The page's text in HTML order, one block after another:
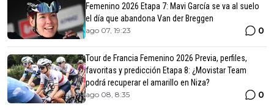
Femenino 2026 Etapa 7: Mavi García se va al suelo
el día que abandona Van der Breggen
ago 07, 19:23 0
Tour de Francia Femenino 2026 Previa, perfiles,
favoritas y predicción Etapa 8: ¿Movistar Team
podrá recuperar el amarillo en Niza?
ago 08, 8:35 0